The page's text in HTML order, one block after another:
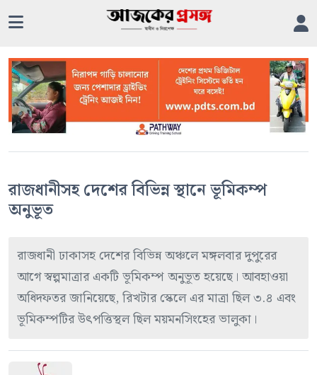
রাজধানীসহ দেশের বিভিন্ন স্থানে ভূমিকম্প
অনুভূত
রাজধানী ঢাকাসহ দেশের বিভিন্ন অঞ্চলে মঙ্গলবার দুপুরের
আগে স্বল্পমাত্রার একটি ভূমিকম্প অনুভূত হয়েছে। আবহাওয়া
অধিদফতর জানিয়েছে, রিখটার স্কেলে এর মাত্রা ছিল ৩.৪ এবং
ভূমিকম্পটির উৎপত্তিস্থল ছিল ময়মনসিংহের ভালুকা।